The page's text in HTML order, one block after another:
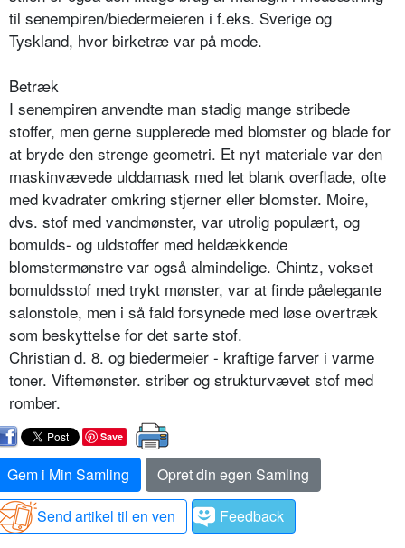
til senempiren/biedermeieren i f.eks. Sverige og
Tyskland, hvor birketræ var på mode.
Betræk
I senempiren anvendte man stadig mange stribede
stoffer, men gerne supplerede med blomster og blade for
at bryde den strenge geometri. Et nyt materiale var den
maskinvævede ulddamask med let blank overflade, ofte
med kvadrater omkring stjerner eller blomster. Moire,
dvs. stof med vandmønster, var utrolig populært, og
bomulds- og uldstoffer med heldækkende
blomstermønstre var også almindelige. Chintz, vokset
bomuldsstof med trykt mønster, var at finde påelegante
salonstole, men i så fald forsynede med løse overtræk
som beskyttelse for det sarte stof.
Christian d. 8. og biedermeier - kraftige farver i varme
toner. Viftemønster. striber og strukturvævet stof med
romber.
Save
Gem i Min Samling
Opret din egen Samling
Send artikel til en ven
Feedback